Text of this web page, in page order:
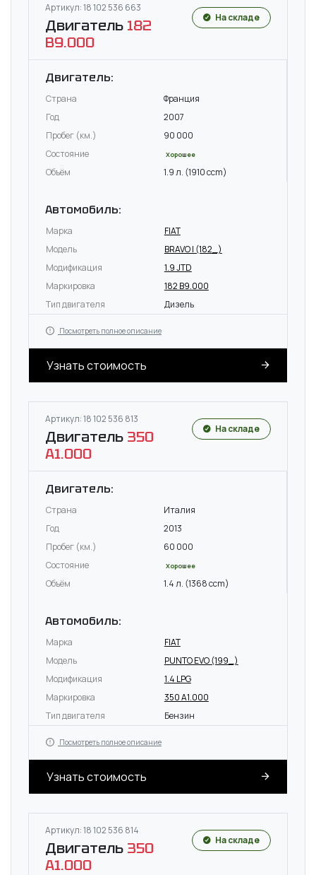
Артикул: 18 102 536 663
Двигатель 182
B9.000
На складе
Двигатель:
Страна
Франция
Год
2007
Пробег (км.)
90 000
Состояние
Хорошее
Объём 1.9 л. (1910 ccm)
Автомобиль:
Марка
FIAT
Модель
BRAVO I (182_)
Модификация
1.9 JTD
Маркировка
182 B9.000
Тип двигателя
Дизель
Посмотреть полное описание
Узнать стоимость
Артикул: 18 102 536 813
Двигатель 350
A1.000
На складе
Двигатель:
Страна
Италия
Год
2013
Пробег (км.)
60 000
Состояние
Хорошее
Объём 1.4 л. (1368 ccm)
Автомобиль:
Марка
FIAT
Модель
PUNTO EVO (199_)
Модификация
1.4 LPG
Маркировка
350 A1.000
Тип двигателя
Бензин
Посмотреть полное описание
Узнать стоимость
Артикул: 18 102 536 814
Двигатель 350
A1.000
На складе